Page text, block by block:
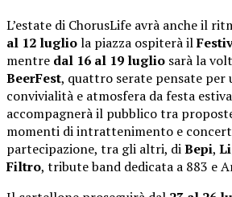
L’estate di ChorusLife avrà anche il
al 12 lugliola piazza ospiterà il
mentre dal 16 al 19 luglio sarà la
BeerFest, quattro serate pensate per
convivialità e atmosfera da festa
accompagnerà il pubblico tra
momenti di intrattenimento e
partecipazione, tra gli altri, diBepi,
Filtro, tribute band dedicata a 883 e